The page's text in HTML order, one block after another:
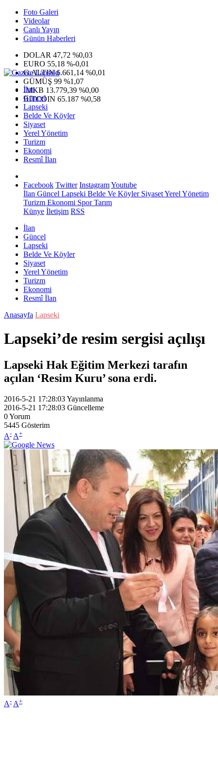
Foto Galeri
Videolar
Canlı Yayın
Günün Haberleri
DOLAR 47,72 %0,03
EURO 55,18 %-0,01
G.ALTIN6.661,14 %0,01
GÜMÜŞ 99 %1,07
IMKB 13.779,39 %0,00
BITCOIN 65.187 %0,58
İlan
Güncel
Lapseki
Belde Ve Köyler
Siyaset
Yerel Yönetim
Turizm
Ekonomi
Resmî İlan
Facebook Twitter InstagramYoutube
İlan Güncel Lapseki Belde Ve KöylerSiyasetYerel Yönetim
Turizm Ekonomi SporTarım
Künye İletişim RSS
İlan
Güncel
Lapseki
Belde Ve Köyler
Siyaset
Yerel Yönetim
Turizm
Ekonomi
Resmî İlan
Anasayfa Lapseki
Lapseki’de resim sergisi açılışı
Lapseki Hak Eğitim Merkezi tarafın
açılan ‘Resim Kuru’ sona erdi.
2016-5-21 17:28:03Yayınlanma
2016-5-21 17:28:03 Güncelleme
0Yorum
5445 Gösterim
A- A+
A- A+